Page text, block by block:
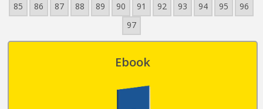
85
86 87 88 89 90 91 92 93 94 95
96
97
Ebook